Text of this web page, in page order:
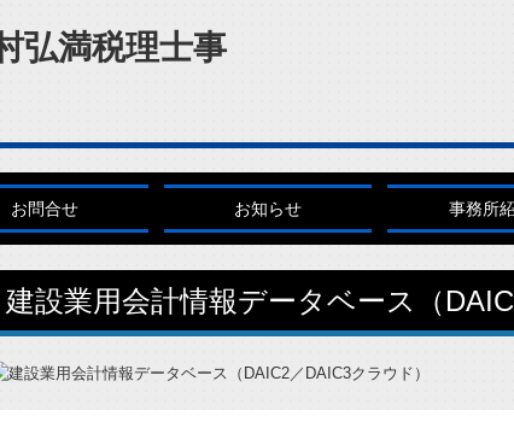
お問合せ お知らせ 事務所
建設業用会計情報データベース（